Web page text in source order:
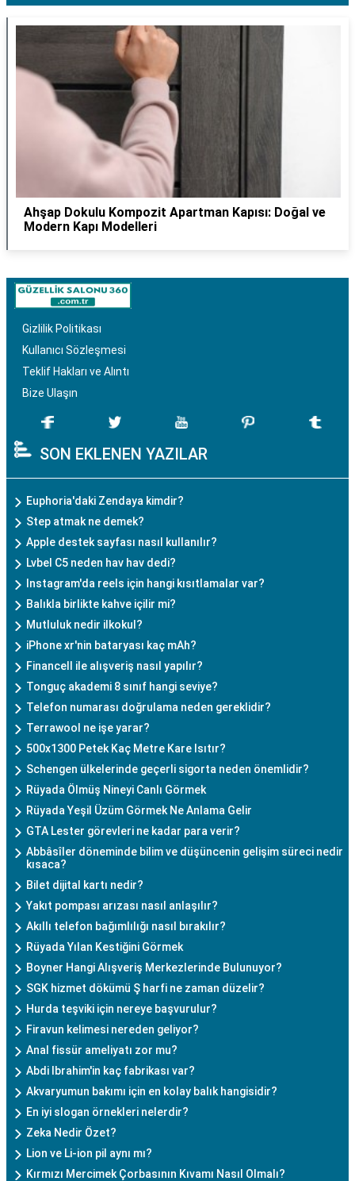
Ahşap Dokulu Kompozit Apartman Kapısı: Doğal ve
Modern Kapı Modelleri
Gizlilik Politikası
Kullanıcı Sözleşmesi
Teklif Hakları ve Alıntı
Bize Ulaşın
SON EKLENEN YAZILAR
Euphoria'daki Zendaya kimdir?
Step atmak ne demek?
Apple destek sayfası nasıl kullanılır?
Lvbel C5 neden hav hav dedi?
Instagram'da reels için hangi kısıtlamalar var?
Balıkla birlikte kahve içilir mi?
Mutluluk nedir ilkokul?
iPhone xr'nin bataryası kaç mAh?
Financell ile alışveriş nasıl yapılır?
Tonguç akademi 8 sınıf hangi seviye?
Telefon numarası doğrulama neden gereklidir?
Terrawool ne işe yarar?
500x1300 Petek Kaç Metre Kare Isıtır?
Schengen ülkelerinde geçerli sigorta neden önemlidir?
Rüyada Ölmüş Nineyi Canlı Görmek
Rüyada Yeşil Üzüm Görmek Ne Anlama Gelir
GTA Lester görevleri ne kadar para verir?
Abbâsîler döneminde bilim ve düşüncenin gelişim süreci nedir
kısaca?
Bilet dijital kartı nedir?
Yakıt pompası arızası nasıl anlaşılır?
Akıllı telefon bağımlılığı nasıl bırakılır?
Rüyada Yılan Kestiğini Görmek
Boyner Hangi Alışveriş Merkezlerinde Bulunuyor?
SGK hizmet dökümü Ş harfi ne zaman düzelir?
Hurda teşviki için nereye başvurulur?
Firavun kelimesi nereden geliyor?
Anal fissür ameliyatı zor mu?
Abdi Ibrahim'in kaç fabrikası var?
Akvaryumun bakımı için en kolay balık hangisidir?
En iyi slogan örnekleri nelerdir?
Zeka Nedir Özet?
Lion ve Li-ion pil aynı mı?
Kırmızı Mercimek Çorbasının Kıvamı Nasıl Olmalı?